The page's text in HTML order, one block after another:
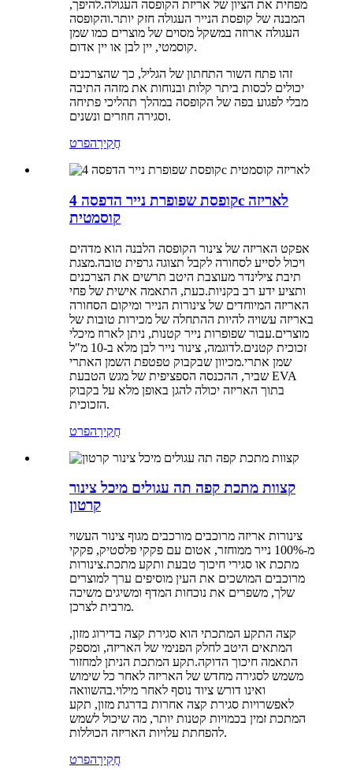
מפחית את הציון של אריזת הקופסה העגולה.להיפך,
המבנה של קופסת הנייר העגולה חזק יותר.והקופסה
העגולה ארוזה במשקל מסוים של מוצרים כמו שמן
קוסמטי, יין לבן או יין אדום.
זהו פתח השור התחתון של הגליל, כך שהצרכנים
יכולים לכסות ביתר קלות ובנוחות את מזהה התיבה
מבלי לפגוע בפה של הקופסה במהלך תהליכי פתיחה
וסגירה חוזרים ונשנים.
חֲקִירָהפרט
קופסת שפופרת נייר הדפסה 4c לאריזה
קוסמטית
אפקט האריזה של צינור הקופסה הלבנה הוא מדהים
ויכול לסייע לסחורה לקבל תצוגה גרפית טובה.מצגת
תיבת צילינדר מעוצבת היטב תרשים את הצרכנים
ותציע ידע רב בקניות.כעת, התאמה אישית של פחי
האריזה המיוחדים של צינורות הנייר ומיקום הסחורה
באריזה עשויה להיות ההתחלה של מכירות טובות של
מוצרים.עבור שפופרות נייר קטנות, ניתן לארוז מיכלי
זכוכית קטנים.לדוגמה, צינור נייר לבן מלא ב-10 מ"ל
שמן אתרי.מכיוון שבקבוק טפטפת השמן האתרי
שביר, ההכנסה הספציפית של מגש הטבעת EVA
בתוך האריזה יכולה להגן באופן מלא על בקבוק
הזכוכית.
חֲקִירָהפרט
קצוות מתכת קפה תה עגולים מיכל צינור
קרטון
צינורות אריזה מרוכבים מורכבים מגוף צינור העשוי
מ-100% נייר ממוחזר, אטום עם פקקי פלסטיק, פקקי
מתכת או סגירי חיכוך טבעת ותקע מתכת.צינורות
מרוכבים המושכים את העין מוסיפים ערך למוצרים
שלך, משפרים את נוכחות המדף ומשיגים משיכה
מרבית לצרכן.
קצה התקע המתכתי הוא סגירת קצה בדירוג מזון,
המתאים היטב לחלק הפנימי של האריזה, ומספק
התאמה חיכוך הדוקה.תקע המתכת הניתן למחזור
משמש לסגירה מחדש של האריזה לאחר כל שימוש
ואינו דורש ציוד נוסף לאחר מילוי.בהשוואה
לאפשרויות סגירת קצה אחרות בדרגת מזון, תקע
המתכת זמין בכמויות קטנות יותר, מה שיכול לשמש
להפחתת עלויות האריזה הכוללות.
חֲקִירָהפרט